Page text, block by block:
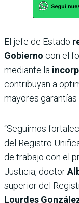
El jefe de Estado
Gobierno con el
mediante la
contribuyan a
mayores garantías
“Seguimos
del Registro
de trabajo con el
Justicia, doctor
superior del
Lourdes